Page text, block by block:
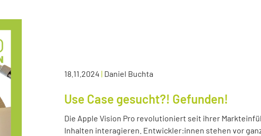
18.11.2024 | Daniel Buchta
Use Case gesucht?! Gefunden!
Die Apple Vision Pro revolutioniert seit ihrer
Inhalten interagieren. Entwickler:innen stehen vor